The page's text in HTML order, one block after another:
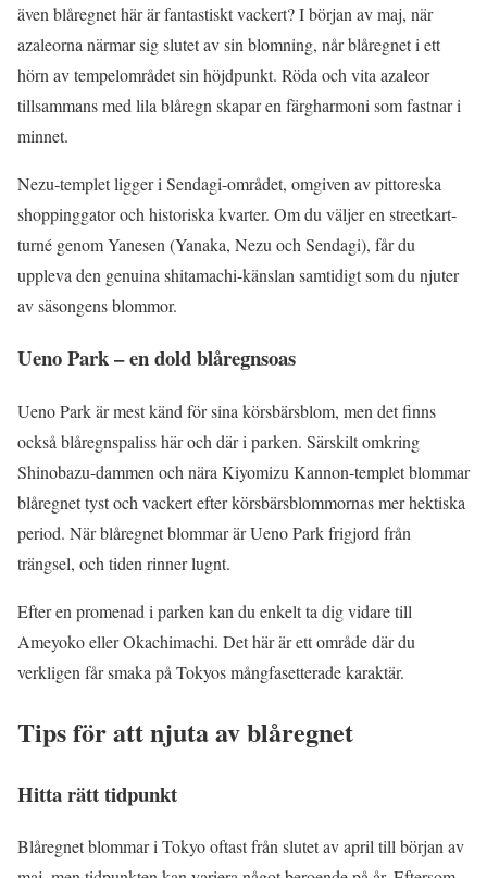
även blåregnet här är fantastiskt vackert? I början av maj, när
azaleorna närmar sig slutet av sin blomning, når blåregnet i ett
hörn av tempelområdet sin höjdpunkt. Röda och vita azaleor
tillsammans med lila blåregn skapar en färgharmoni som fastnar i
minnet.
Nezu-templet ligger i Sendagi-området, omgiven av pittoreska
shoppinggator och historiska kvarter. Om du väljer en streetkart-
turné genom Yanesen (Yanaka, Nezu och Sendagi), får du
uppleva den genuina shitamachi-känslan samtidigt som du njuter
av säsongens blommor.
Ueno Park – en dold blåregnsoas
Ueno Park är mest känd för sina körsbärsblom, men det finns
också blåregnspaliss här och där i parken. Särskilt omkring
Shinobazu-dammen och nära Kiyomizu Kannon-templet blommar
blåregnet tyst och vackert efter körsbärsblommornas mer hektiska
period. När blåregnet blommar är Ueno Park frigjord från
trängsel, och tiden rinner lugnt.
Efter en promenad i parken kan du enkelt ta dig vidare till
Ameyoko eller Okachimachi. Det här är ett område där du
verkligen får smaka på Tokyos mångfasetterade karaktär.
Tips för att njuta av blåregnet
Hitta rätt tidpunkt
Blåregnet blommar i Tokyo oftast från slutet av april till början av